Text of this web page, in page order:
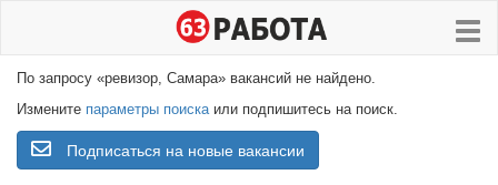
По запросу «ревизор, Самара» вакансий не найдено.
Измените параметры поискаили подпишитесь на поиск.
Подписаться на новые вакансии